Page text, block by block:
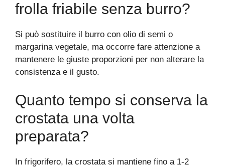
frolla friabile senza burro?
Si può sostituire il burro con olio di semi o
margarina vegetale, ma occorre fare attenzione a
mantenere le giuste proporzioni per non alterare la
consistenza e il gusto.
Quanto tempo si conserva la
crostata una volta
preparata?
In frigorifero, la crostata si mantiene fino a 1-2